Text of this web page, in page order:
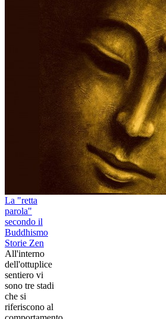
La "retta
parola"
secondo il
Buddhismo
Storie Zen
All'interno
dell'ottuplice
sentiero vi
sono tre stadi
che si
riferiscono al